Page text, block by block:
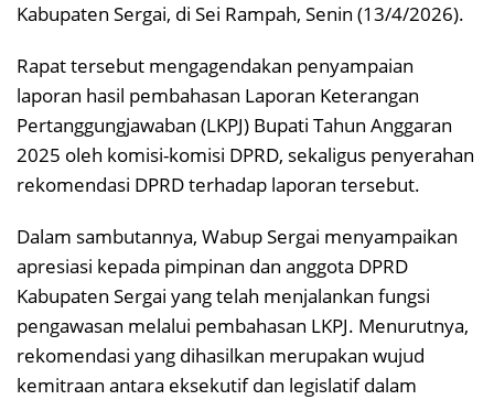
Kabupaten Sergai, di Sei Rampah, Senin (13/4/2026).
Rapat tersebut mengagendakan penyampaian
laporan hasil pembahasan Laporan Keterangan
Pertanggungjawaban (LKPJ) Bupati Tahun Anggaran
2025 oleh komisi-komisi DPRD, sekaligus penyerahan
rekomendasi DPRD terhadap laporan tersebut.
Dalam sambutannya, Wabup Sergai menyampaikan
apresiasi kepada pimpinan dan anggota DPRD
Kabupaten Sergai yang telah menjalankan fungsi
pengawasan melalui pembahasan LKPJ. Menurutnya,
rekomendasi yang dihasilkan merupakan wujud
kemitraan antara eksekutif dan legislatif dalam